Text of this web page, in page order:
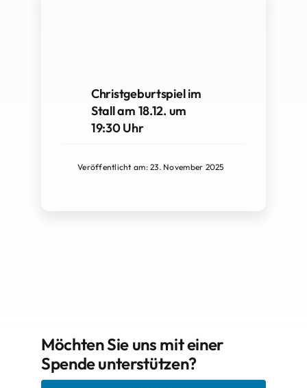
Christgeburtspiel im
Stall am 18.12. um
19:30 Uhr
Veröffentlicht am: 23. November 2025
Möchten Sie uns mit einer
Spende unterstützen?